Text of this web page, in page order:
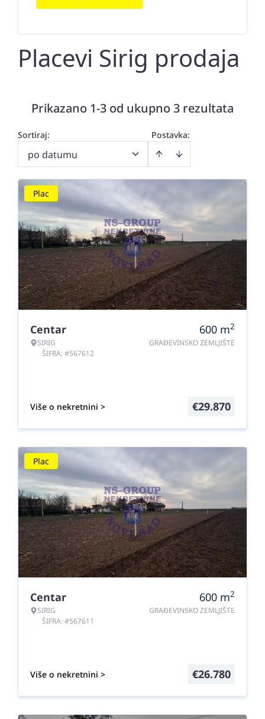
Placevi Sirig prodaja
Prikazano 1-3 od ukupno 3 rezultata
Postavka:
Sortiraj:
po datumu
Plac
Centar
SIRIG
ŠIFRA: #567612
600 m2
GRAĐEVINSKO ZEMLJIŠTE
Više o nekretnini > €29.870
Plac
Centar
SIRIG
ŠIFRA: #567611
600 m2
GRAĐEVINSKO ZEMLJIŠTE
Više o nekretnini > €26.780